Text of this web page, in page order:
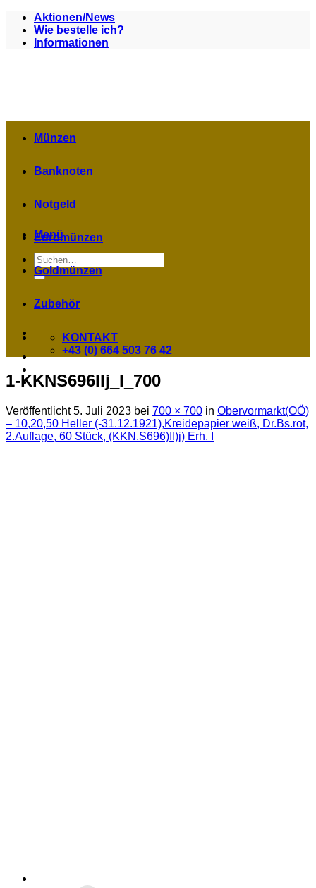
Zum
Inhalt
springen
Aktionen/News
Wie bestelle ich?
Informationen
Menü
Suchen
nach:
Münzen
Banknoten
Notgeld
Euromünzen
Goldmünzen
Zubehör
KONTAKT
+43 (0) 664 503 76 42
1-KKNS696IIj_I_700
Veröffentlicht5. Juli 2023 bei 700 × 700 in Obervormarkt(OÖ)
– 10,20,50 Heller (-31.12.1921),Kreidepapier weiß, Dr.Bs.rot,
2.Auflage, 60 Stück, (KKN.S696)II)j) Erh. I